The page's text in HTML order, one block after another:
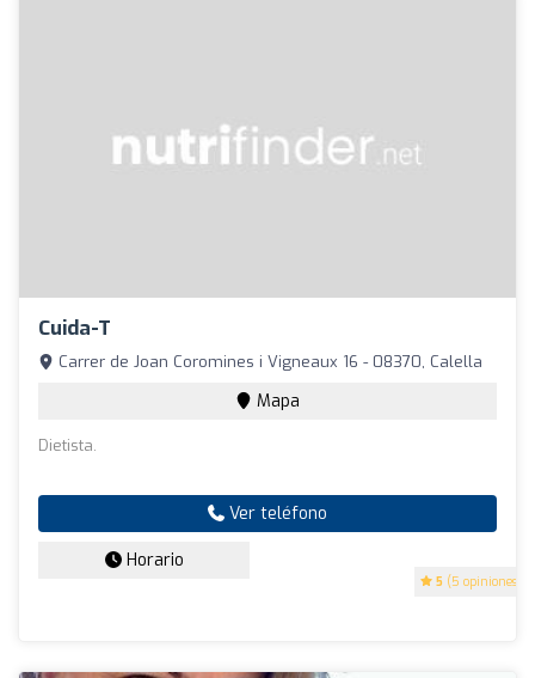
Cuida-T
5 (5 opiniones)
Carrer de Joan Coromines i Vigneaux 16 - 08370, Calella
Mapa
Dietista.
Ver teléfono
Horario